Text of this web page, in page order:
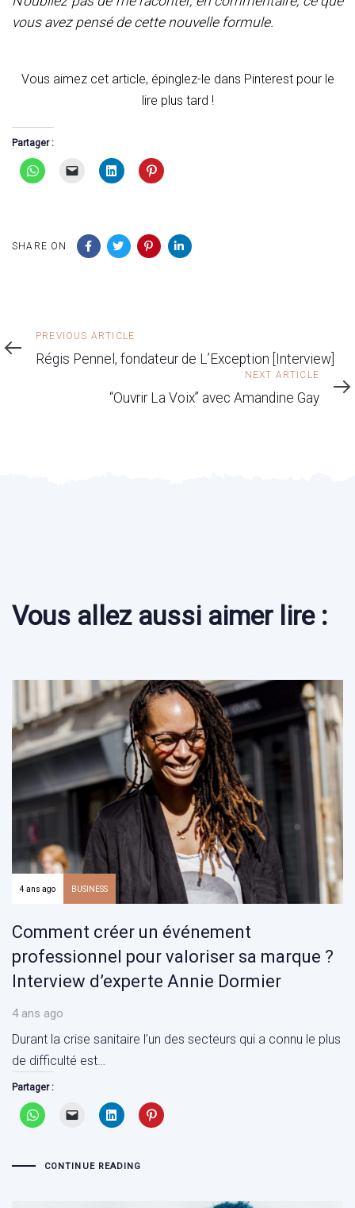
vous avez pensé de cette nouvelle formule.
Vous aimez cet article, épinglez-le dans Pinterest pour le
lire plus tard !
Partager :
SHARE ON
Previous
Article
PREVIOUS ARTICLE
Régis Pennel, fondateur de L’Exception [Interview]
Article
NEXT ARTICLE
“Ouvrir La Voix” avec Amandine Gay
Vous allez aussi aimer lire :
4 ans ago BUSINESS
Comment créer un événement
professionnel pour valoriser sa marque ?
Interview d’experte Annie Dormier
4 ans ago
Durant la crise sanitaire l’un des secteurs qui a connu le plus
de difficulté est…
Partager :
CONTINUE READING